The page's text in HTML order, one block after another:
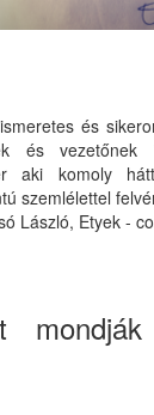
és
és vezetőnek
aki komoly
szemlélettel
László, Etyek -